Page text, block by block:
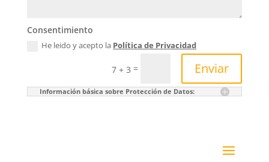
Consentimiento
He leido y acepto la Política de Privacidad
7 + 3 = Enviar
Información básica sobre Protección de Datos: